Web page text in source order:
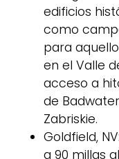
edificios
como
para
en el Valle
acceso a
de
Zabriskie.
Goldfield,
a 90 millas